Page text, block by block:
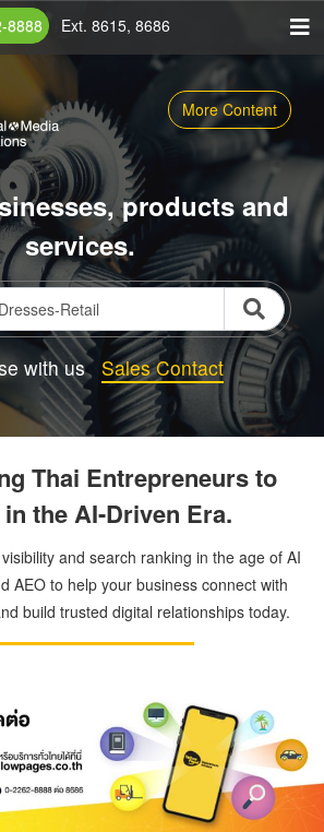
8888 Ext. 8615, 8686
More Content
products and
services.
with us Sales Contact
Thai Entrepreneurs to
the AI-Driven Era.
and search ranking in the age of AI
AEO to help your business connect with
build trusted digital relationships today.